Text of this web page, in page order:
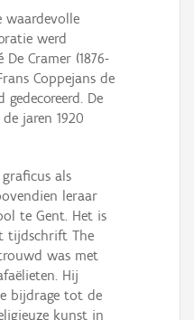
waardevolle
werd
De Cramer (1876-
Coppejans de
gedecoreerd. De
jaren 1920
als
leraar
te Gent. Het is
tijdschrift The
was met
Hij
bijdrage tot de
kunst in